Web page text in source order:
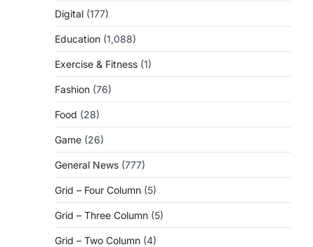
Digital (177)
Education (1,088)
Exercise & Fitness (1)
Fashion (76)
Food (28)
Game (26)
General News (777)
Grid – Four Column (5)
Grid – Three Column (5)
Grid – Two Column (4)